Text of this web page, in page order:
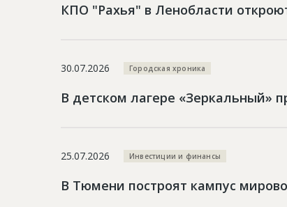
КПО "Рахья" в Ленобласти
30.07.2026 Городская хроника
В детском лагере «Зеркальный»
25.07.2026 Инвестиции и финансы
В Тюмени построят кампус